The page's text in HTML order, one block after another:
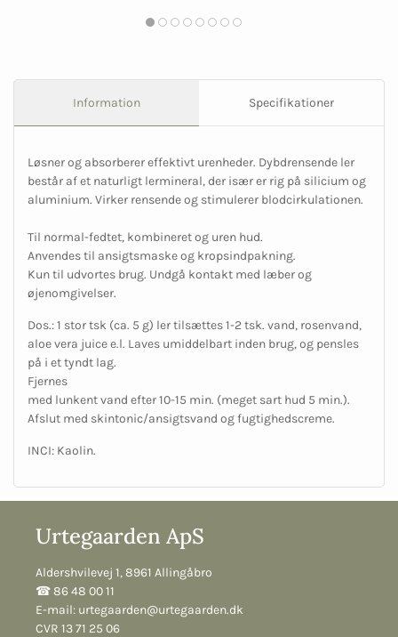
Information Specifikationer
Løsner og absorberer effektivt urenheder. Dybdrensende ler
består af et naturligt lermineral, der især er rig på silicium og
aluminium. Virker rensende og stimulerer blodcirkulationen.
Til normal-fedtet, kombineret og uren hud.
Anvendes til ansigtsmaske og kropsindpakning.
Kun til udvortes brug. Undgå kontakt med læber og
øjenomgivelser.
Dos.: 1 stor tsk (ca. 5 g) ler tilsættes 1-2 tsk. vand, rosenvand,
aloe vera juice e.l. Laves umiddelbart inden brug, og pensles
på i et tyndt lag.
Fjernes
med lunkent vand efter 10-15 min. (meget sart hud 5 min.).
Afslut med skintonic/ansigtsvand og fugtighedscreme.
INCI: Kaolin.
Urtegaarden ApS
Aldershvilevej 1, 8961 Allingåbro
☎︎ 86 48 00 11
E-mail: urtegaarden@urtegaarden.dk
CVR 13 71 25 06